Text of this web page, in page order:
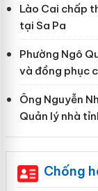
Lào Cai chấp
tại Sa Pa
Phường Ngô
và đồng phục
Ông Nguyễn
Quản lý nhà
Chống